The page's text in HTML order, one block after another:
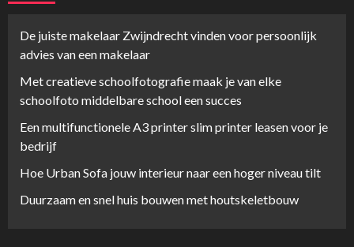
De juiste makelaar Zwijndrecht vinden voor persoonlijk
advies van een makelaar
Met creatieve schoolfotografie maak je van elke
schoolfoto middelbare school een succes
Een multifunctionele A3 printer slim printer leasen voor je
bedrijf
Hoe Urban Sofa jouw interieur naar een hoger niveau tilt
Duurzaam en snel huis bouwen met houtskeletbouw